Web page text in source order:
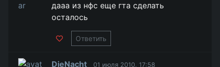
дааа из нфс еще гта сделать
осталось
Ответить
DieNacht 01 июля 2010, 17:58